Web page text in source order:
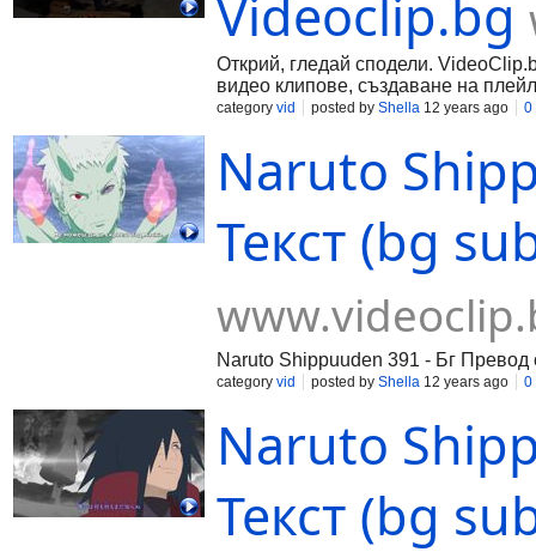
Videoclip.bg
Открий, гледай сподели.
видео клипове, създаване на
category vid posted by Shella 12 years ago 0
Naruto
Текст (bg
Naruto Shippuuden 391 - Бг Превод
category vid posted by Shella 12 years ago 0
Naruto
Текст (bg